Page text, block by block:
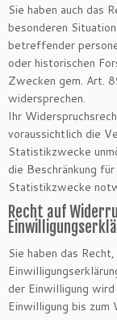
Sie haben auch das
besonderen
betreffender
oder historischen
Zwecken gem. Art.
widersprechen.
Ihr
voraussichtlich die
Statistikzwecke
die Beschränkung
Statistikzwecke
Recht auf
Sie haben das
der Einwilligung
Einwilligung bis